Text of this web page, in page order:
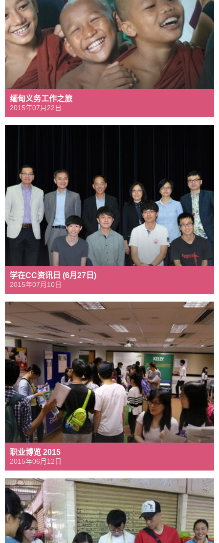
缅甸义务工作之旅
2015年07月22日
学在CC资讯日 (6月27日)
2015年07月10日
职业博览 2015
2015年06月12日